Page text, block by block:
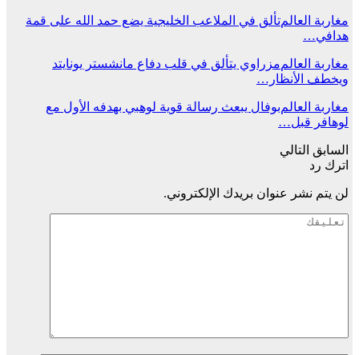
مغاربة العالمتألق في الملاعب الخليجية يضع حمد الله على قمة
هدافي…
مغاربة العالممزراوي يتألق في قلب دفاع مانشستر يونايتد
ويخطف الأنظار…
مغاربة العالمبوفال يبعث رسالة قوية لوهبي بهدفه الأول مع
لوهافر قبل…
السابق التالي
اترك رد
لن يتم نشر عنوان بريدك الإلكتروني.